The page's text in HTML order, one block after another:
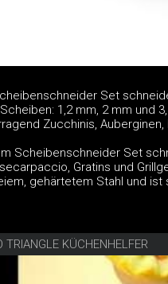
Set
1,2 mm, 2 mm und
Zucchinis,
Scheibenschneider Set
Gratins und
gehärtetem Stahl und ist
TRIANGLE KÜCHENHELFER